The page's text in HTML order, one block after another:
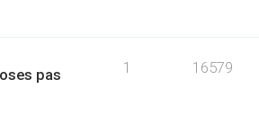
pas
1 16579